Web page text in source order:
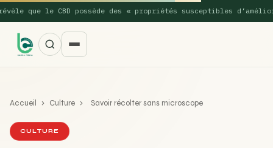
que le CBD possède des « propriétés susceptibles d’améliorer
Accueil › Culture › Savoir récolter sans microscope
CULTURE